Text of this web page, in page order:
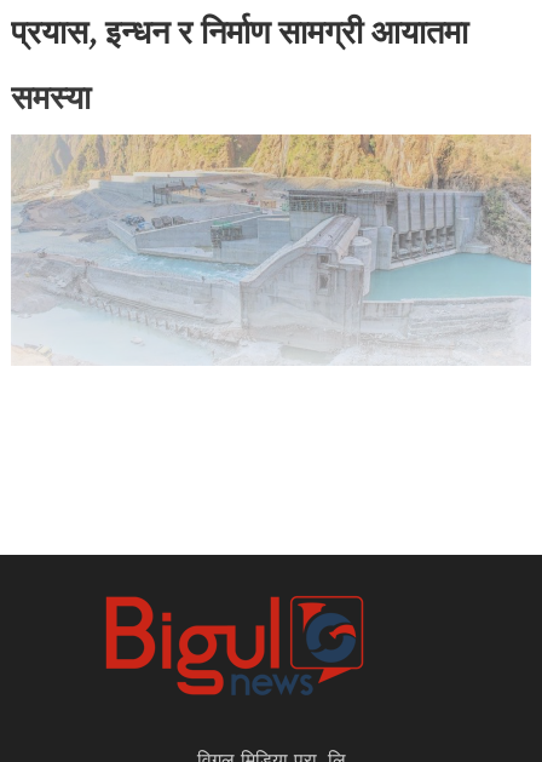
प्रयास, इन्धन र निर्माण सामग्री आयातमा
समस्या